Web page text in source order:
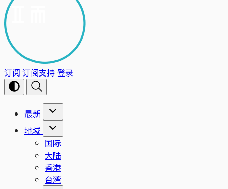
订阅 订阅支持登录
最新
地域
国际
大陆
香港
台湾